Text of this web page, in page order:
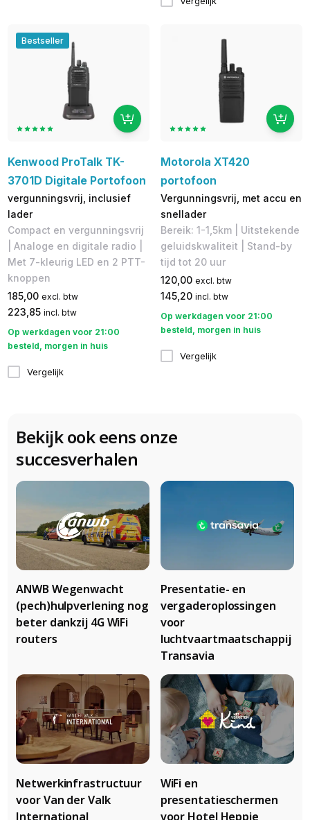
Bestseller
Kenwood ProTalk TK-
3701D Digitale Portofoon
vergunningsvrij, inclusief
lader
Compact en vergunningsvrij
| Analoge en digitale radio |
Met 7-kleurig LED en 2 PTT-
knoppen
185,00 excl. btw
223,85 incl. btw
Op werkdagen voor 21:00
besteld, morgen in huis
Vergelijk
Motorola XT420
portofoon
Vergunningsvrij, met accu en
snellader
Bereik: 1-1,5km | Uitstekende
geluidskwaliteit | Stand-by
tijd tot 20 uur
120,00 excl. btw
145,20 incl. btw
Op werkdagen voor 21:00
besteld, morgen in huis
Vergelijk
Bekijk ook eens onze
succesverhalen
ANWB Wegenwacht
(pech)hulpverlening nog
beter dankzij 4G WiFi
routers
Presentatie- en
vergaderoplossingen
voor
luchtvaartmaatschappij
Transavia
Netwerkinfrastructuur
voor Van der Valk
International
WiFi en
presentatieschermen
voor Hotel Heppie